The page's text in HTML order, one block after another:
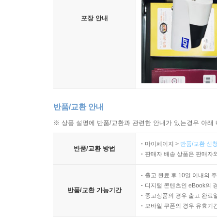
포장 안내
반품/교환 안내
※ 상품 설명에 반품/교환과 관련한 안내가 있는경우 아
반품/교환 방법
마이페이지 > 반품/교환 신
판매자 배송 상품은 판매자
반품/교환 가능기간
출고 완료 후 10일 이내의
디지털 콘텐츠인 eBook의
중고상품의 경우 출고 완료
모바일 쿠폰의 경우 유효기